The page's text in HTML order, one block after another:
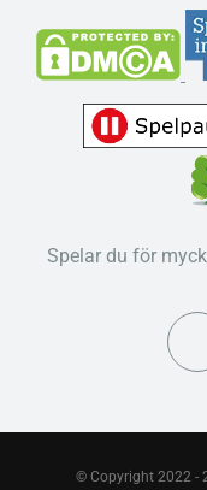
Spelar du för
© Copyright 2022 -